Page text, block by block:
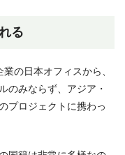
る
の日本オフィスから、
のみならず、アジア・
プロジェクトに携わっ